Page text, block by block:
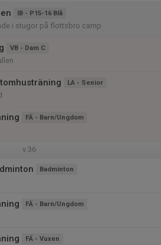
IB - P15-16 Blå
i stugor på flottsbro camp
VB - Dam C
LA - Senior
FÄ - Barn/Ungdom
v.36
Badminton
FÄ - Barn/Ungdom
FÄ - Vuxen